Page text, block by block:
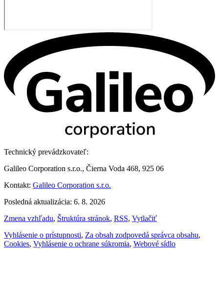
Technický prevádzkovateľ:
Galileo Corporation s.r.o., Čierna Voda 468, 925 06
Kontakt: Galileo Corporation s.r.o.
Posledná aktualizácia: 6. 8. 2026
Zmena vzhľadu, Štruktúra stránok, RSS, Vytlačiť
Vyhlásenie o prístupnosti, Za obsah zodpovedá správca obsahu,
Cookies, Vyhlásenie o ochrane súkromia, Webové sídlo